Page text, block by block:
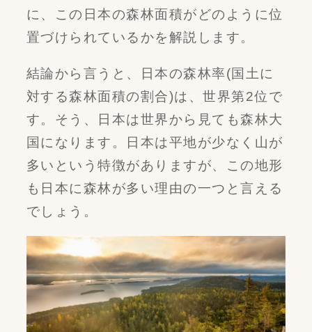
に、この日本の森林面積がどのように位
置づけられているかを解説します。
結論から言うと、日本の森林率(国土に
対する森林面積の割合)は、世界第2位で
す。そう、日本は世界から見ても森林大
国になります。日本は平地が少なく山が
多いという特徴がありますが、この地形
も日本に森林が多い理由の一つと言える
でしょう。